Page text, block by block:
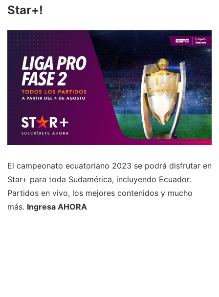
Star+!
El campeonato ecuatoriano 2023 se podrá disfrutar en
Star+ para toda Sudamérica, incluyendo Ecuador.
Partidos en vivo, los mejores contenidos y mucho
más. Ingresa AHORA